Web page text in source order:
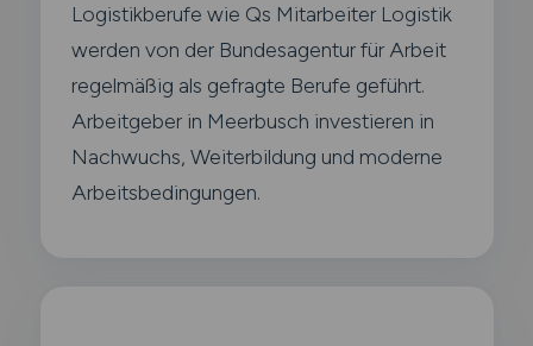
Logistikberufe wie Qs Mitarbeiter Logistik
werden von der Bundesagentur für Arbeit
regelmäßig als gefragte Berufe geführt.
Arbeitgeber in Meerbusch investieren in
Nachwuchs, Weiterbildung und moderne
Arbeitsbedingungen.